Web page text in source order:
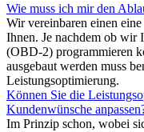
Wie muss ich mir den
Wir vereinbaren einen
Ihnen. Je nachdem ob wir
(OBD-2) programmieren
ausgebaut werden muss
Leistungsoptimierung.
Können Sie die
Kundenwünsche
Im Prinzip schon, wobei